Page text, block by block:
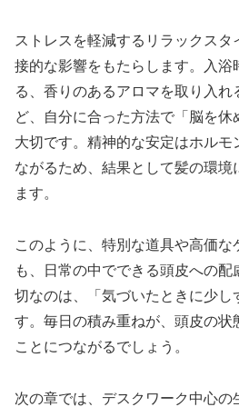
ストレスを軽減するリラックスタ
接的な影響をもたらします。入浴
る、香りのあるアロマを取り入れ
ど、自分に合った方法で「脳を
大切です。精神的な安定はホルモ
ながるため、結果として髪の環境
ます。
このように、特別な道具や高価な
も、日常の中でできる頭皮への
切なのは、「気づいたときに少し
す。毎日の積み重ねが、頭皮の状
ことにつながるでしょう。
次の章では、デスクワーク中心の